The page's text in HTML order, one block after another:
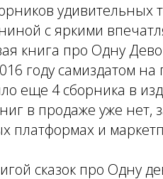
удивительных
с яркими
книга про Одну
году самиздатом на
еще 4 сборника в
в продаже уже нет,
и
сказок про Одну